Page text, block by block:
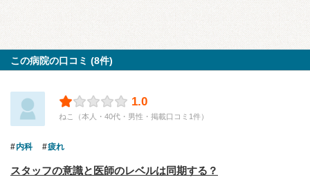
この病院の口コミ (8件)
1.0
ねこ（本人・40代・男性・掲載口コミ1件）
内科 疲れ
スタッフの意識と医師のレベルは同期する？